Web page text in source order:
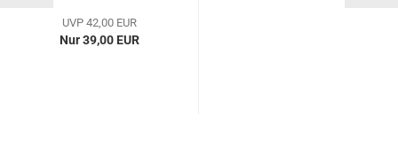
UVP 42,00 EUR
Nur 39,00 EUR